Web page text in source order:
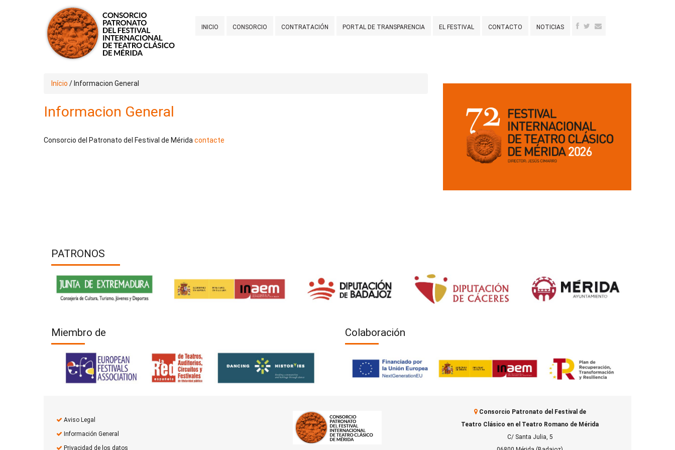
INICIO CONSORCIO CONTRATACIÓN PORTAL DE TRANSPARENCIA EL FESTIVAL CONTACTO NOTICIAS
Início / Informacion General
Informacion General
Consorcio del Patronato del Festival de Mérida contacte
PATRONOS
Miembro de Colaboración
Aviso Legal
Información General
Privacidad de los datos
Consorcio Patronato del Festival de
Teatro Clásico en el Teatro Romano de Mérida
C/ Santa Julia, 5